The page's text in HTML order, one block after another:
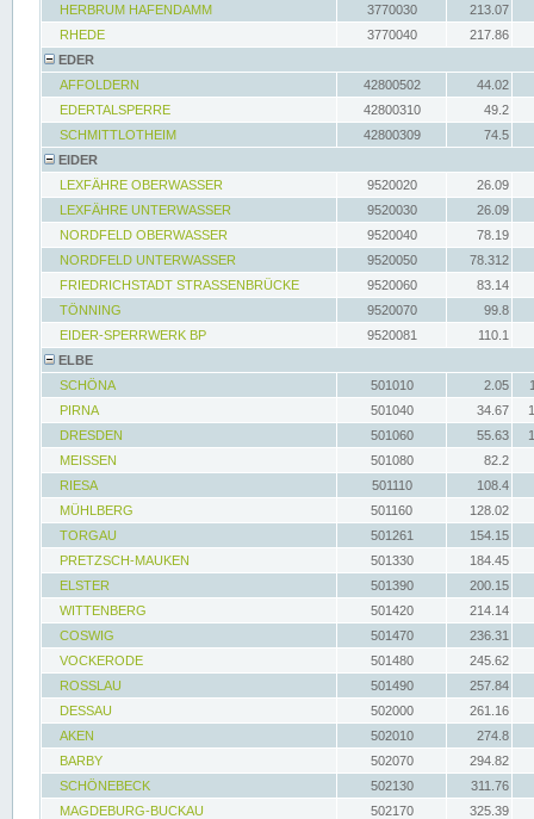
HERBRUM HAFENDAMM
3770030
213.07
RHEDE
3770040
217.86
EDER
AFFOLDERN
42800502
44.02
EDERTALSPERRE
42800310
49.2
SCHMITTLOTHEIM
42800309
74.5
EIDER
LEXFÄHRE OBERWASSER
9520020
26.09
LEXFÄHRE UNTERWASSER
9520030
26.09
NORDFELD OBERWASSER
9520040
78.19
NORDFELD UNTERWASSER
9520050
78.312
FRIEDRICHSTADT STRASSENBRÜCKE
9520060
83.14
TÖNNING
9520070
99.8
EIDER-SPERRWERK BP
9520081
110.1
ELBE
SCHÖNA
501010 2.05
PIRNA
501040 34.67
DRESDEN
501060 55.63
MEISSEN
501080
82.2
RIESA
501110
108.4
MÜHLBERG
501160
128.02
TORGAU
501261
154.15
PRETZSCH-MAUKEN
501330
184.45
ELSTER
501390
200.15
WITTENBERG
501420
214.14
COSWIG
501470
236.31
VOCKERODE
501480
245.62
ROSSLAU
501490
257.84
DESSAU
502000
261.16
AKEN
502010
274.8
BARBY
502070
294.82
SCHÖNEBECK
502130
311.76
MAGDEBURG-BUCKAU
502170
325.39